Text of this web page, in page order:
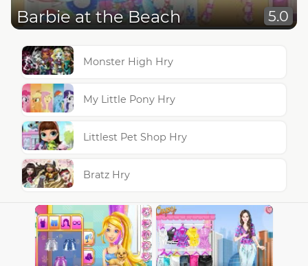
Barbie at the Beach 5.0
Monster High Hry
My Little Pony Hry
Littlest Pet Shop Hry
Bratz Hry